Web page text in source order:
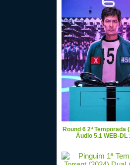
Round 6 2ª Temporada
Áudio 5.1 WEB-DL